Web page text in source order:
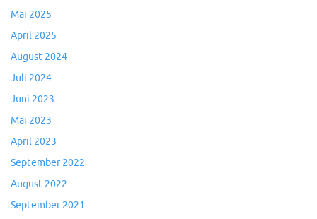
Mai 2025
April 2025
August 2024
Juli 2024
Juni 2023
Mai 2023
April 2023
September 2022
August 2022
September 2021